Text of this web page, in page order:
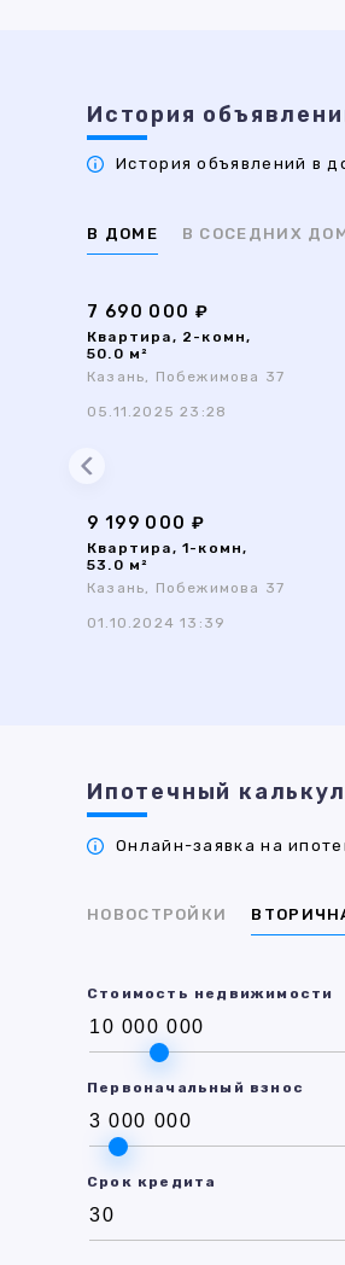
История
История объявлений в
В ДОМЕ В СОСЕДНИХ
7 690 000 ₽
Квартира, 2-комн,
50.0 м²
Казань, Побежимова 37
05.11.2025 23:28
9 199 000 ₽
Квартира, 1-комн,
53.0 м²
Казань, Побежимова 37
01.10.2024 13:39
Ипотечный
Онлайн-заявка на
НОВОСТРОЙКИ
Стоимость недвижимости
Первоначальный взнос
Срок кредита